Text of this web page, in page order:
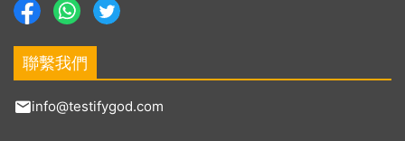
聯繫我們
info@testifygod.com